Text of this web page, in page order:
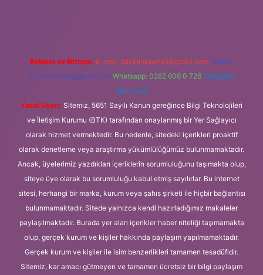
Reklam ve İletişim: E-mail: backlinkpaneli@gmail.com Teams:
forumhizmeti@gmail.com Whatsapp: 0262 606 0 726 Telegram:
@karabul
Yasal Uyarı: Sitemiz, 5651 Sayılı Kanun gereğince Bilgi Teknolojileri
ve İletişim Kurumu (BTK) tarafından onaylanmış bir Yer Sağlayıcı
olarak hizmet vermektedir. Bu nedenle, sitedeki içerikleri proaktif
olarak denetleme veya araştırma yükümlülüğümüz bulunmamaktadır.
Ancak, üyelerimiz yazdıkları içeriklerin sorumluluğunu taşımakta olup,
siteye üye olarak bu sorumluluğu kabul etmiş sayılırlar. Bu internet
sitesi, herhangi bir marka, kurum veya şahıs şirketi ile hiçbir bağlantısı
bulunmamaktadır. Sitede yalnızca kendi hazırladığımız makaleler
paylaşılmaktadır. Burada yer alan içerikler haber niteliği taşımamakta
olup, gerçek kurum ve kişiler hakkında paylaşım yapılmamaktadır.
Gerçek kurum ve kişiler ile isim benzerlikleri tamamen tesadüfidir.
Sitemiz, kar amacı gütmeyen ve tamamen ücretsiz bir bilgi paylaşım